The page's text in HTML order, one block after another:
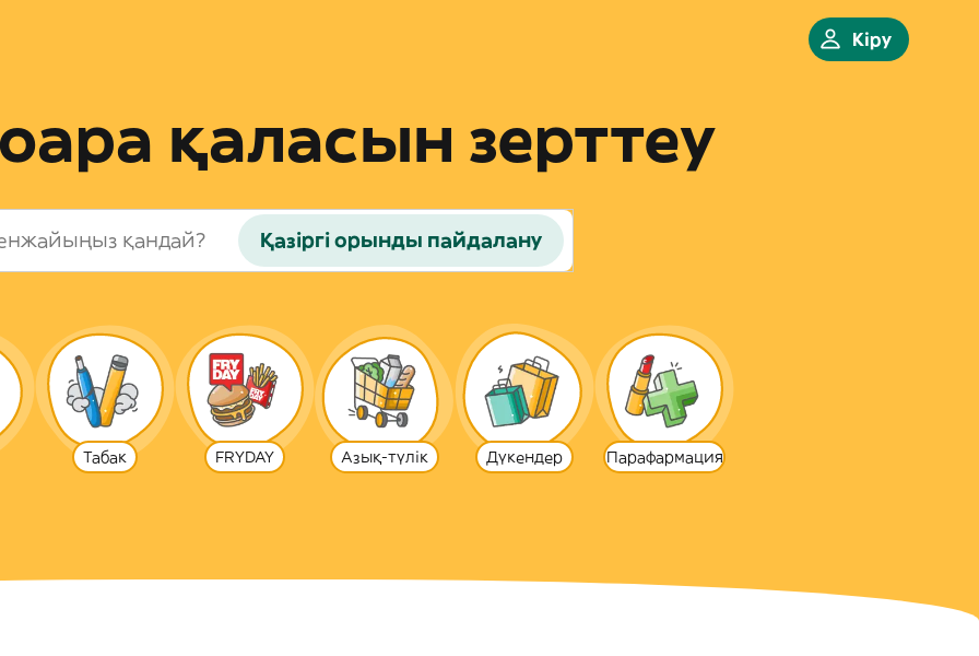
Кіру
қаласын зерттеу
Қазіргі орынды пайдалану
Табак FRYDAY Азық-түлік Дүкендер Парафармация